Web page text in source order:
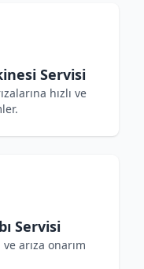
Servisi
hızlı ve
Servisi
arıza onarım